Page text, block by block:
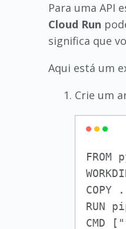
Para uma API
Cloud Run
significa que
Aqui está um
Crie um
COPY
RUN